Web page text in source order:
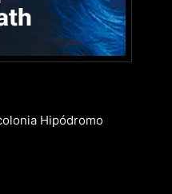
Hipódromo